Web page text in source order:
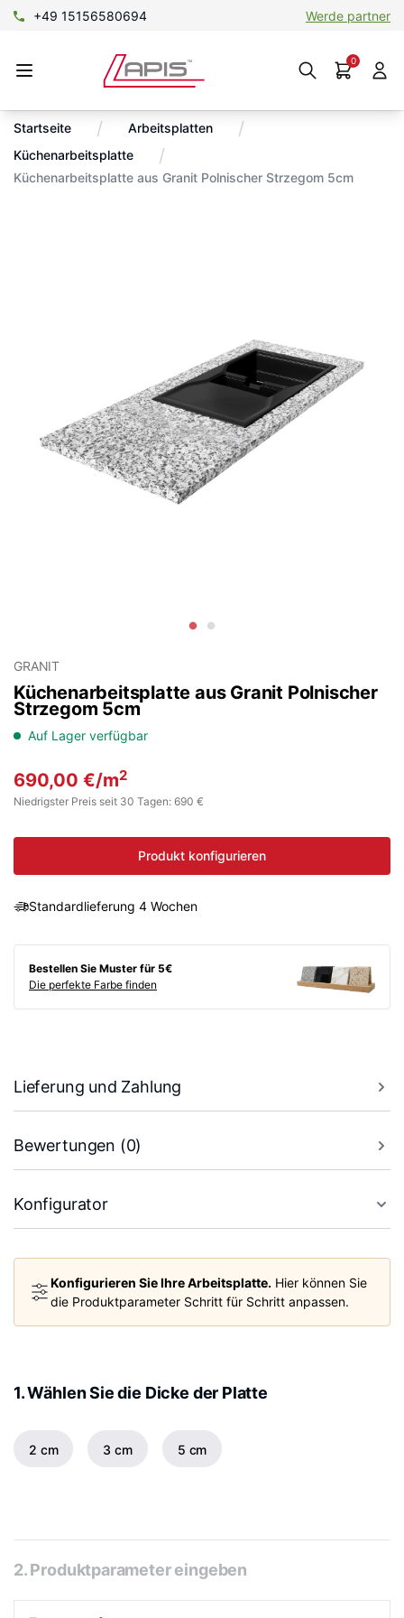
+49 15156580694 Werde partner
0
Startseite / Arbeitsplatten /
Küchenarbeitsplatte /
Küchenarbeitsplatte aus Granit Polnischer Strzegom 5cm
GRANIT
Küchenarbeitsplatte aus Granit Polnischer
Strzegom 5cm
Auf Lager verfügbar
690,00 €/m2
Niedrigster Preis seit 30 Tagen: 690 €
Produkt konfigurieren
Standardlieferung 4 Wochen
Bestellen Sie Muster für 5€
Die perfekte Farbe finden
Lieferung und Zahlung
Bewertungen (0)
Konfigurator
Konfigurieren Sie Ihre Arbeitsplatte. Hier können Sie
die Produktparameter Schritt für Schritt anpassen.
1. Wählen Sie die Dicke der Platte
2 cm 3 cm 5 cm
2. Produktparameter eingeben